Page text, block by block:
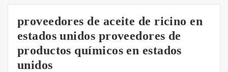
proveedores de aceite de ricino en
estados unidos proveedores de
productos químicos en estados
unidos